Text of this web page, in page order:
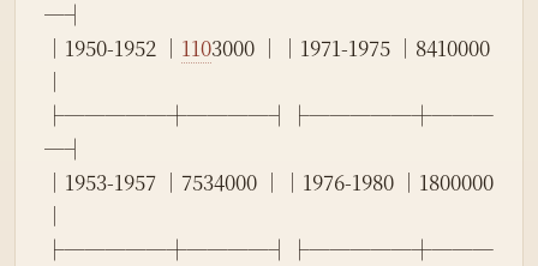
─┤
│1950-1952 │ 1103000 ││1971-1975 │8410000
│
├─────┼────┤├─────┼───
─┤
│1953-1957 │7534000 ││1976-1980 │1800000
│
├─────┼────┤├─────┼───